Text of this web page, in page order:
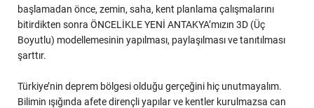
başlamadan önce, zemin, saha, kent planlama çalışmalarını
bitirdikten sonra ÖNCELİKLE YENİ ANTAKYA’mızın 3D (Üç
Boyutlu) modellemesinin yapılması, paylaşılması ve tanıtılması
şarttır.
Türkiye’nin deprem bölgesi olduğu gerçeğini hiç unutmayalım.
Bilimin ışığında afete dirençli yapılar ve kentler kurulmazsa can